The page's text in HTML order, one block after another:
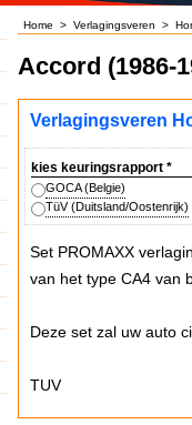
Home > Verlagingsveren >
Accord (1986-
Verlagingsveren
kies keuringsrapport *
GOCA (Belgie)
TüV (Duitsland/Oostenrijk)
Set PROMAXX
van het type CA4 van
Deze set zal uw auto
TUV